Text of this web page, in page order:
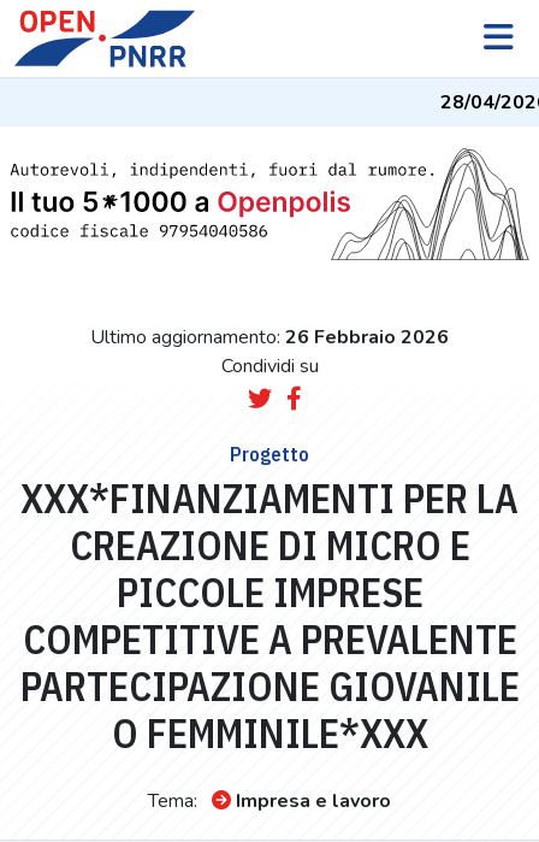
28/04/2026
Ultimo aggiornamento: 26 Febbraio 2026
Condividi su
Progetto
XXX*FINANZIAMENTI PER LA
CREAZIONE DI MICRO E
PICCOLE IMPRESE
COMPETITIVE A PREVALENTE
PARTECIPAZIONE GIOVANILE
O FEMMINILE*XXX
Tema: Impresa e lavoro